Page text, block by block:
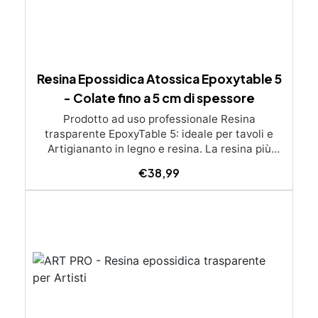
Resina Epossidica Atossica Epoxytable 5
- Colate fino a 5 cm di spessore
Prodotto ad uso professionale Resina
trasparente EpoxyTable 5: ideale per tavoli e
Artigiananto in legno e resina. La resina più
perfetta per colate di alto spessore fino a 5 cm.
Applicazioni Principali: Realizzazione di tavoli in
spessore dentro stampi e cassaforme
Caratteristiche principali: ✅ Bassissima
€38,99